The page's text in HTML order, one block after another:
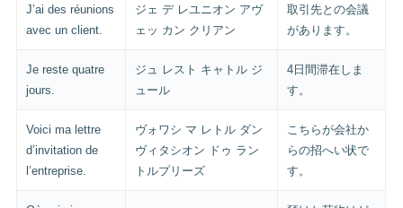
J’ai des réunions
avec un client.
ジェ デ レユニオン アヴ
ェッ カン クリアン
取引先との会議
があります。
Je reste quatre
jours.
ジュ レスト キャトル ジ
ュール
4日間滞在しま
す。
Voici ma lettre
d’invitation de
l’entreprise.
ヴォワシ マ レトル ダン
ヴィタシオン ドゥ ラン
トルプリーズ
こちらが会社か
らの招へい状で
す。